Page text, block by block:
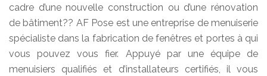
cadre d’une nouvelle construction ou d’une rénovation
de bâtiment?? AF Pose est une entreprise de menuiserie
spécialiste dans la fabrication de fenêtres et portes à qui
vous pouvez vous fier. Appuyé par une équipe de
menuisiers qualifiés et d’installateurs certifiés, il vous